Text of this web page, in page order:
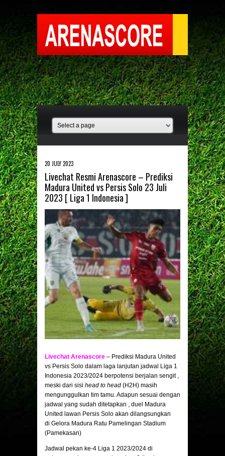
20 JULY 2023
Livechat Resmi Arenascore – Prediksi
Madura United vs Persis Solo 23 Juli
2023 [ Liga 1 Indonesia ]
Livechat Arenascore – Prediksi Madura United
vs Persis Solo dalam laga lanjutan jadwal Liga 1
Indonesia 2023/2024 berpotensi berjalan sengit ,
meski dari sisi head to head (H2H) masih
mengunggulkan tim tamu. Adapun sesuai dengan
jadwal yang sudah ditetapkan , duel Madura
United lawan Persis Solo akan dilangsungkan
di Gelora Madura Ratu Pamelingan Stadium
(Pamekasan)
Jadwal pekan ke-4 Liga 1 2023/2024 di